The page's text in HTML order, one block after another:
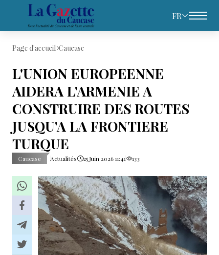
FR
Page d'accueil Caucase
L'UNION EUROPEENNE
AIDERA L'ARMENIE A
CONSTRUIRE DES ROUTES
JUSQU'A LA FRONTIERE
TURQUE
Caucase Actualités 25 Juin 2026 11:41 133